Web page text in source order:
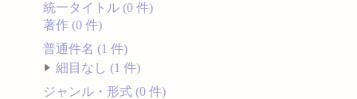
統一タイトル (0 件)
著作 (0 件)
普通件名 (1 件)
細目なし (1 件)
ジャンル・形式 (0 件)